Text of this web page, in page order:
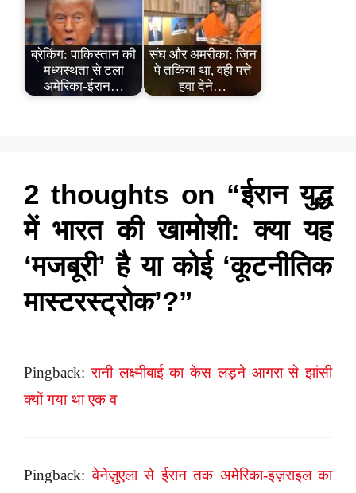
ब्रेकिंग: पाकिस्तान की
मध्यस्थता से टला
अमेरिका-ईरान…
संघ और अमरीका: जिन
पे तकिया था, वही पत्ते
हवा देने…
2 thoughts on “ईरान युद्ध
में भारत की खामोशी: क्या यह
‘मजबूरी’ है या कोई ‘कूटनीतिक
मास्टरस्ट्रोक’?”
Pingback:रानी लक्ष्मीबाई का केस लड़ने आगरा से झांसी
क्यों गया था एक व
Pingback:वेनेज़ुएला से ईरान तक अमेरिका-इज़राइल का